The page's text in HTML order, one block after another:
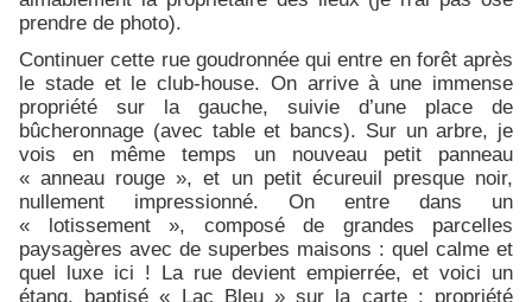
prendre de photo).
Continuer cette rue goudronnée qui entre en forêt après
le stade et le club-house. On arrive à une immense
propriété sur la gauche, suivie d’une place de
bûcheronnage (avec table et bancs). Sur un arbre, je
vois en même temps un nouveau petit panneau
« anneau rouge », et un petit écureuil presque noir,
nullement impressionné. On entre dans un
« lotissement », composé de grandes parcelles
paysagères avec de superbes maisons : quel calme et
quel luxe ici ! La rue devient empierrée, et voici un
étang, baptisé « Lac Bleu » sur la carte : propriété